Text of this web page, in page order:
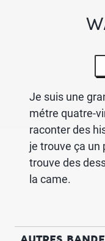
Je suis une
métre quatre-
raconter des
je trouve ça un
trouve des
la came.